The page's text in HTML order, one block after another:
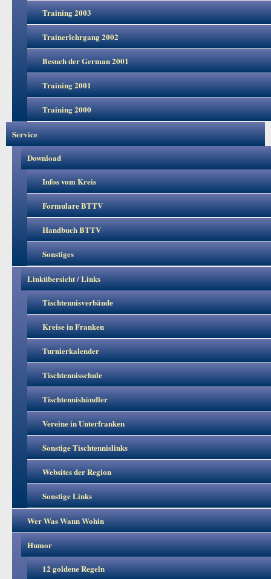
Training 2003
Trainerlehrgang 2002
Besuch der German 2001
Training 2001
Training 2000
Service
Download
Infos vom Kreis
Formulare BTTV
Handbuch BTTV
Sonstiges
Linkübersicht / Links
Tischtennisverbände
Kreise in Franken
Turnierkalender
Tischtennisschule
Tischtennishändler
Vereine in Unterfranken
Sonstige Tischtennislinks
Websites der Region
Sonstige Links
Wer Was Wann Wohin
Humor
12 goldene Regeln